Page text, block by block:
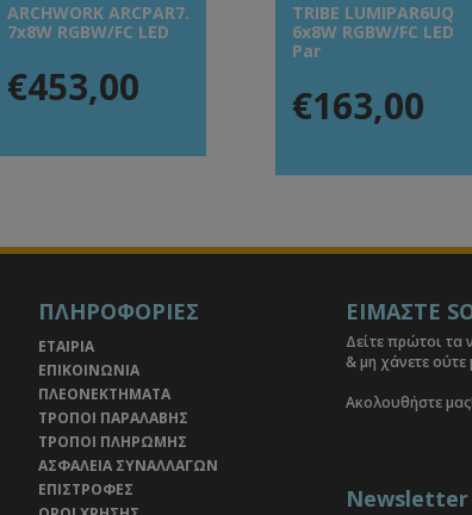
ARCHWORK ARCPAR7.
7x8W RGBW/FC LED
€453,00
TRIBE LUMIPAR6UQ
6x8W RGBW/FC LED
Par
€163,00
ΠΛΗΡΟΦΟΡΙΕΣ
ΕΤΑΙΡΙΑ
ΕΠΙΚΟΙΝΩΝΙΑ
ΠΛΕΟΝΕΚΤΗΜΑΤΑ
ΤΡΟΠΟΙ ΠΑΡΑΛΑΒΗΣ
ΤΡΟΠΟΙ ΠΛΗΡΩΜΗΣ
ΑΣΦΑΛΕΙΑ ΣΥΝΑΛΛΑΓΩΝ
ΕΠΙΣΤΡΟΦΕΣ
ΕΙΜΑΣΤΕ
Δείτε πρώτοι τα
& μη χάνετε
Ακολουθήστε μας!
Newsletter